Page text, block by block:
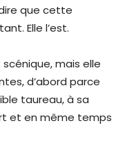
que cette
Elle l’est.
mais elle
d’abord parce
taureau, à sa
et en même temps